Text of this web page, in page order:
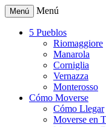
Menú Menú
5 Pueblos
Riomaggiore
Manarola
Corniglia
Vernazza
Monterosso
Cómo Moverse
Cómo Llegar
Moverse en